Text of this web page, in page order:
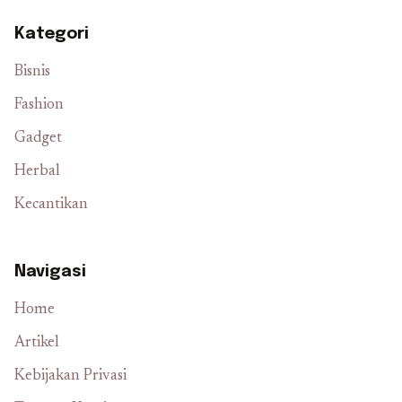
Kategori
Bisnis
Fashion
Gadget
Herbal
Kecantikan
Navigasi
Home
Artikel
Kebijakan Privasi